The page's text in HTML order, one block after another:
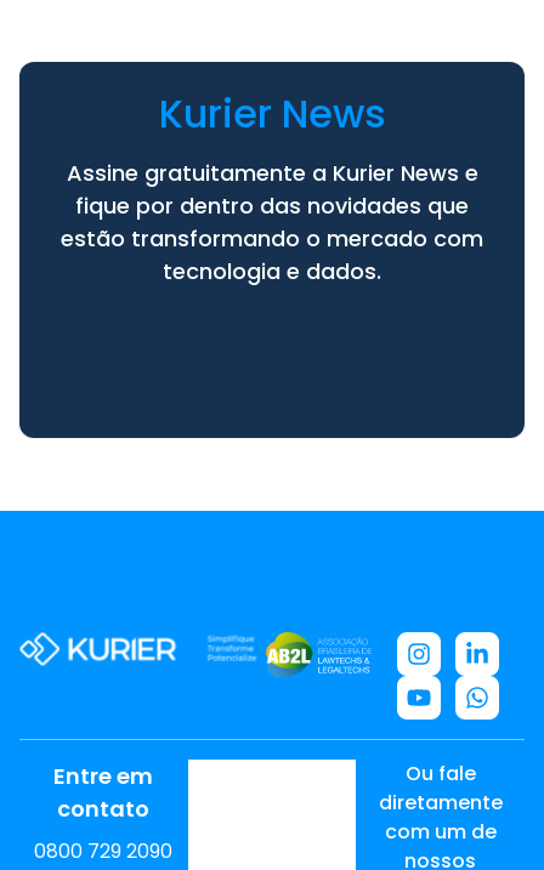
Kurier News
Assine gratuitamente a Kurier News e
fique por dentro das novidades que
estão transformando o mercado com
tecnologia e dados.
Entre em
contato
0800 729 2090
Ou fale
diretamente
com um de
nossos